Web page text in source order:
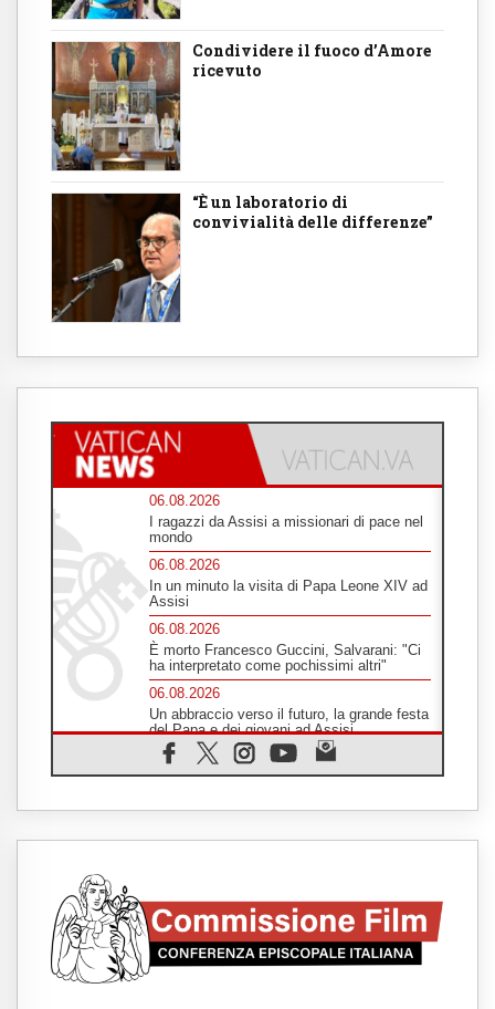
Condividere il fuoco d’Amore
ricevuto
“È un laboratorio di
convivialità delle differenze”
06.08.2026
I ragazzi da Assisi a missionari di pace nel
mondo
06.08.2026
In un minuto la visita di Papa Leone XIV ad
Assisi
06.08.2026
È morto Francesco Guccini, Salvarani: "Ci
ha interpretato come pochissimi altri"
06.08.2026
Un abbraccio verso il futuro, la grande festa
del Papa e dei giovani ad Assisi
06.08.2026
Il grazie dei giovani al Papa: "Oggi ci
Leone XIV: la rivoluzione del Vangelo
06.08.2026
Fra Marco Vianelli: alla scuola di san
Francesco per imparare il Vangelo della
pace